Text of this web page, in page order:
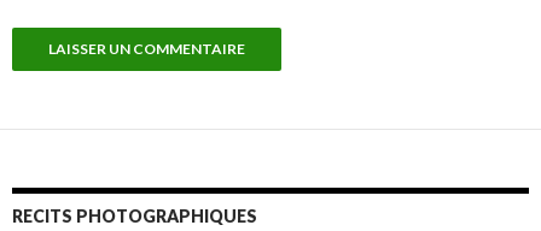
RECITS PHOTOGRAPHIQUES